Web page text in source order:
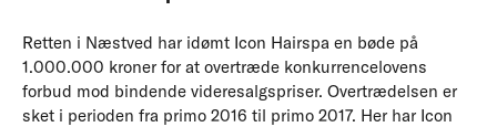
Retten i Næstved har idømt Icon Hairspa en bøde på
1.000.000 kroner for at overtræde konkurrencelovens
forbud mod bindende videresalgspriser. Overtrædelsen er
sket i perioden fra primo 2016 til primo 2017. Her har Icon